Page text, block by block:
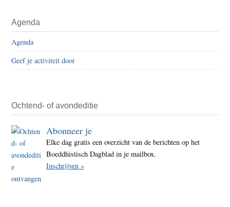
Agenda
Agenda
Geef je activiteit door
Ochtend- of avondeditie
Abonneer je
Elke dag gratis een overzicht van de berichten op het
Boeddhistisch Dagblad in je mailbox.
Inschrijven »